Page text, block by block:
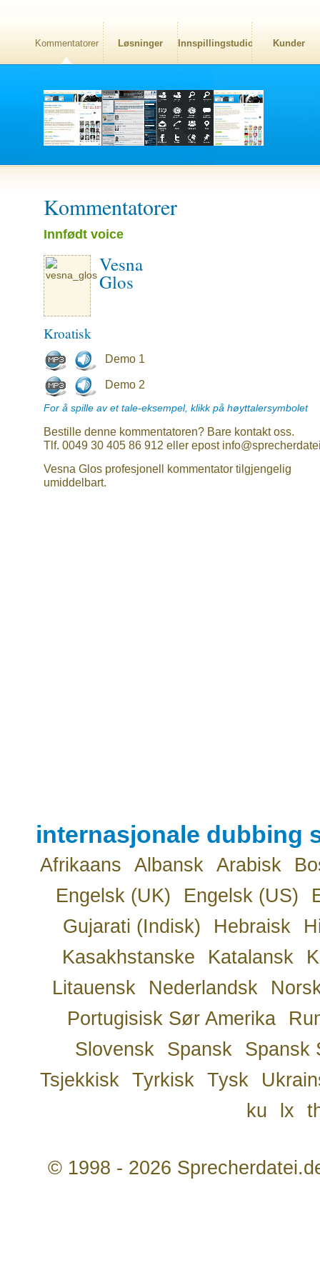
Kommentatorer Løsninger Innspillingstudio Kunder
Kommentatorer
Innfødt voice
Vesna
Glos
Kroatisk
Demo 1
Demo 2
For å spille av et tale-eksempel, klikk på høyttalersymbolet
Bestille denne kommentatoren? Bare kontakt oss.
Tlf. 0049 30 405 86 912 eller epost
Vesna Glos profesjonell kommentator tilgjengelig
umiddelbart.
internasjonale dubbing
Afrikaans Albansk Arabisk
Engelsk (UK)
Engelsk (US)
Gujarati (Indisk)
Hebraisk
Kasakhstanske
Katalansk
Litauensk
Nederlandsk
Portugisisk Sør Amerika
Slovensk
Spansk
Spansk
Tsjekkisk
Tyrkisk Tysk
ku
lx
© 1998 - 2026